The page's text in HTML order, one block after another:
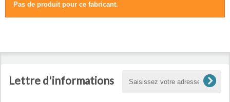
ASSISTANCE DÉPANNAGE INFORMATIQUE À DISTANCE
Pas de produit pour ce fabricant.
Lettre d'informations